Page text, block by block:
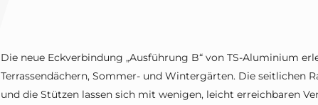
Die neue Eckverbindung „Ausführung B“ von TS-Aluminium
Terrassendächern, Sommer- und Wintergärten. Die seitlichen
und die Stützen lassen sich mit wenigen, leicht erreichbaren